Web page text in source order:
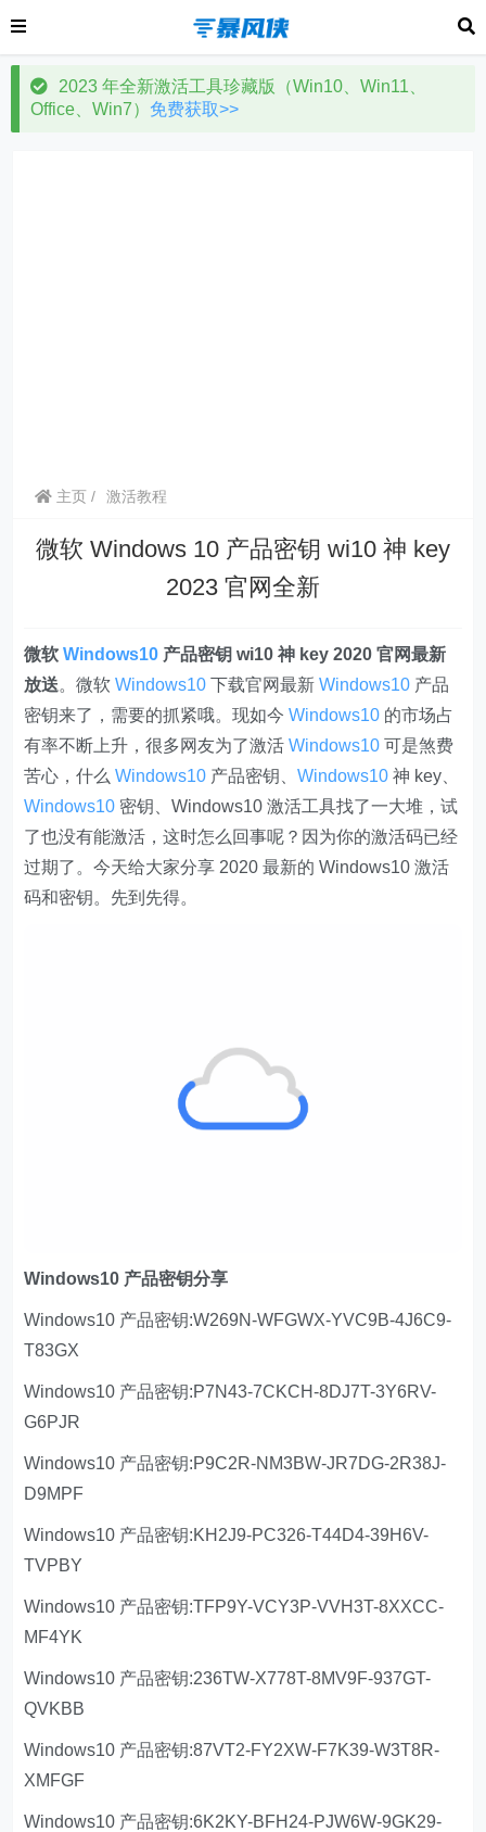
2023 年全新激活工具珍藏版（Win10、Win11、
Office、Win7） 免费获取>>
主页 激活教程
微软 Windows 10 产品密钥 wi10 神 key
2023 官网全新
微软Windows10 产品密钥 wi10 神 key 2020 官网最新
放送。微软Windows10 下载官网最新Windows10 产品
密钥来了，需要的抓紧哦。现如今Windows10 的市场占
有率不断上升，很多网友为了激活Windows10 可是煞费
苦心，什么Windows10 产品密钥、Windows10 神 key、
Windows10 密钥、Windows10 激活工具找了一大堆，试
了也没有能激活，这时怎么回事呢？因为你的激活码已经
过期了。今天给大家分享 2020 最新的 Windows10 激活
码和密钥。先到先得。
Windows10 产品密钥分享
Windows10 产品密钥:W269N-WFGWX-YVC9B-4J6C9-
T83GX
Windows10 产品密钥:P7N43-7CKCH-8DJ7T-3Y6RV-
G6PJR
Windows10 产品密钥:P9C2R-NM3BW-JR7DG-2R38J-
D9MPF
Windows10 产品密钥:KH2J9-PC326-T44D4-39H6V-
TVPBY
Windows10 产品密钥:TFP9Y-VCY3P-VVH3T-8XXCC-
MF4YK
Windows10 产品密钥:236TW-X778T-8MV9F-937GT-
QVKBB
Windows10 产品密钥:87VT2-FY2XW-F7K39-W3T8R-
XMFGF
Windows10 产品密钥:6K2KY-BFH24-PJW6W-9GK29-